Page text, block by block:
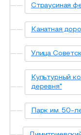
Страусиная
Канатная
Улица
Культурный
деревня"
Парк им. 50-